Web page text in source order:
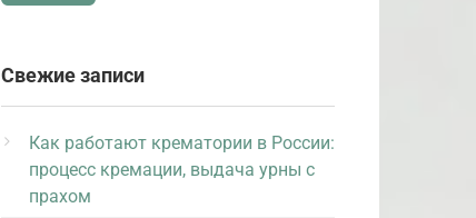
Свежие записи
Как работают крематории в России:
процесс кремации, выдача урны с
прахом